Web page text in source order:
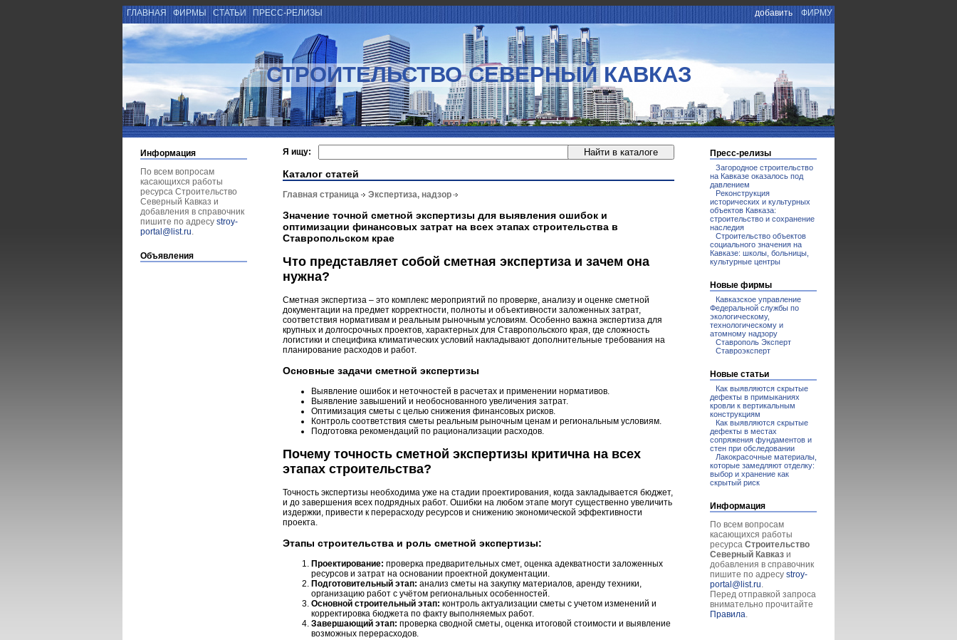
ГЛАВНАЯ ФИРМЫ СТАТЬИ ПРЕСС-РЕЛИЗЫ добавить ФИРМУ
СТРОИТЕЛЬСТВО СЕВЕРНЫЙ КАВКАЗ
Информация
По всем вопросам
касающихся работы
ресурса Строительство
Северный Кавказ и
добавления в справочник
пишите по адресу stroy-
portal@list.ru.
Объявления
Я ищу:
Каталог статей
Главная страница Экспертиза, надзор
Значение точной сметной экспертизы для выявления ошибок и
оптимизации финансовых затрат на всех этапах строительства в
Ставропольском крае
Что представляет собой сметная экспертиза и зачем она
нужна?
Сметная экспертиза – это комплекс мероприятий по проверке, анализу и оценке сметной
документации на предмет корректности, полноты и объективности заложенных затрат,
соответствия нормативам и реальным рыночным условиям. Особенно важна экспертиза для
крупных и долгосрочных проектов, характерных для Ставропольского края, где сложность
логистики и специфика климатических условий накладывают дополнительные требования на
планирование расходов и работ.
Основные задачи сметной экспертизы
Выявление ошибок и неточностей в расчетах и применении нормативов.
Выявление завышений и необоснованного увеличения затрат.
Оптимизация сметы с целью снижения финансовых рисков.
Контроль соответствия сметы реальным рыночным ценам и региональным условиям.
Подготовка рекомендаций по рационализации расходов.
Почему точность сметной экспертизы критична на всех
этапах строительства?
Точность экспертизы необходима уже на стадии проектирования, когда закладывается бюджет,
и до завершения всех подрядных работ. Ошибки на любом этапе могут существенно увеличить
издержки, привести к перерасходу ресурсов и снижению экономической эффективности
проекта.
Этапы строительства и роль сметной экспертизы:
Проектирование: проверка предварительных смет, оценка адекватности заложенных
ресурсов и затрат на основании проектной документации.
Подготовительный этап: анализ сметы на закупку материалов, аренду техники,
организацию работ с учётом региональных особенностей.
Основной строительный этап: контроль актуализации сметы с учетом изменений и
корректировка бюджета по факту выполняемых работ.
Завершающий этап: проверка сводной сметы, оценка итоговой стоимости и выявление
возможных перерасходов.
Пресс-релизы
Загородное строительство
на Кавказе оказалось под
давлением
Реконструкция
исторических и культурных
объектов Кавказа:
строительство и сохранение
наследия
Строительство объектов
социального значения на
Кавказе: школы, больницы,
культурные центры
Новые фирмы
Кавказское управление
Федеральной службы по
экологическому,
технологическому и
атомному надзору
Ставрополь Эксперт
Ставроэксперт
Новые статьи
Как выявляются скрытые
дефекты в примыканиях
кровли к вертикальным
конструкциям
Как выявляются скрытые
дефекты в местах
сопряжения фундаментов и
стен при обследовании
Лакокрасочные материалы,
которые замедляют отделку:
выбор и хранение как
скрытый риск
Информация
По всем вопросам
касающихся работы
ресурса Строительство
Северный Кавказ и
добавления в справочник
пишите по адресу stroy-
portal@list.ru.
Перед отправкой запроса
внимательно прочитайте
Правила.